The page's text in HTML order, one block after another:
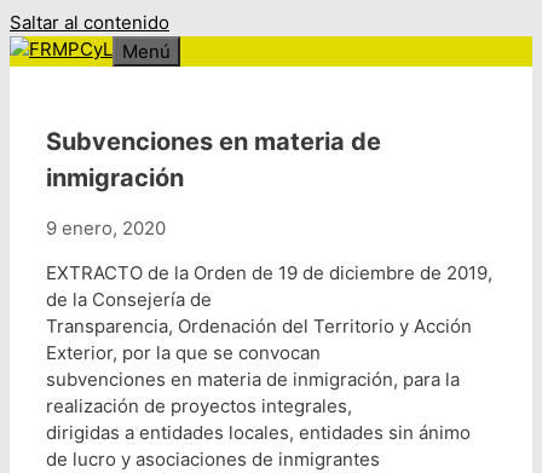
Saltar al contenido
Menú
Subvenciones en materia de
inmigración
9 enero, 2020
EXTRACTO de la Orden de 19 de diciembre de 2019,
de la Consejería de
Transparencia, Ordenación del Territorio y Acción
Exterior, por la que se convocan
subvenciones en materia de inmigración, para la
realización de proyectos integrales,
dirigidas a entidades locales, entidades sin ánimo
de lucro y asociaciones de inmigrantes